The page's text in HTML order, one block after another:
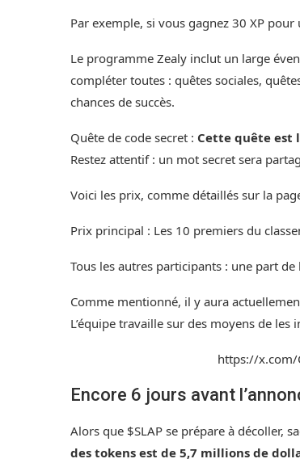
Par exemple, si vous gagnez 30 XP
Le programme Zealy inclut un large
compléter toutes : quêtes sociales,
chances de succès.
Quête de code secret : Cette quête est
Restez attentif : un mot secret sera
Voici les prix, comme détaillés sur la
Prix principal : Les 10 premiers du
Tous les autres participants : une part de
Comme mentionné, il y aura
L’équipe travaille sur des moyens de
https://x.com/
Encore 6 jours avant
Alors que $SLAP se prépare à décoller,
des tokens est de 5,7 millions de